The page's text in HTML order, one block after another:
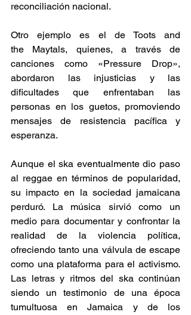
reconciliación nacional.
Otro ejemplo es el de Toots and
the Maytals, quienes, a través de
canciones como «Pressure Drop»,
abordaron las injusticias y las
dificultades que enfrentaban las
personas en los guetos, promoviendo
mensajes de resistencia pacífica y
esperanza.
Aunque el ska eventualmente dio paso
al reggae en términos de popularidad,
su impacto en la sociedad jamaicana
perduró. La música sirvió como un
medio para documentar y confrontar la
realidad de la violencia política,
ofreciendo tanto una válvula de escape
como una plataforma para el activismo.
Las letras y ritmos del ska continúan
siendo un testimonio de una época
tumultuosa en Jamaica y de los